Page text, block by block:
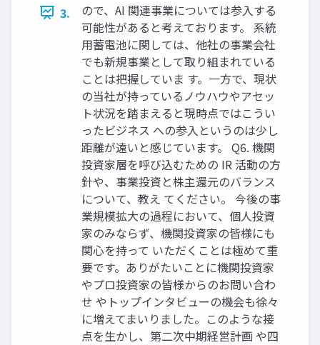
3.
ので、AI 関連事業については参入する
可能性があると考えております。 系統
用蓄電池に関しては、他社の事業会社
でも新規事業として取り組まれている
ことは把握していま す。一方で、現状
の当社が持っているノウハウやアセッ
ト状況を踏まえると現時点ではこうい
ったビジネス への参入というのは少し
距離が遠いと感じています。 Q6. 機関
投資家層を呼び込むための IR 活動の方
針や、事業投資と株主還元のバランス
について、教え てください。 今後の事
業規模拡大の過程において、個人投資
家のみならず、機関投資家の皆様にも
関心を持って いただくことは極めて重
要です。ありがたいことに機関投資家
やプロ投資家の皆様からのお問い合わ
せ やトップインタビューの機会も徐々
に増えてまいりました。このような接
点を生かし、第二次中期経営計画 や四